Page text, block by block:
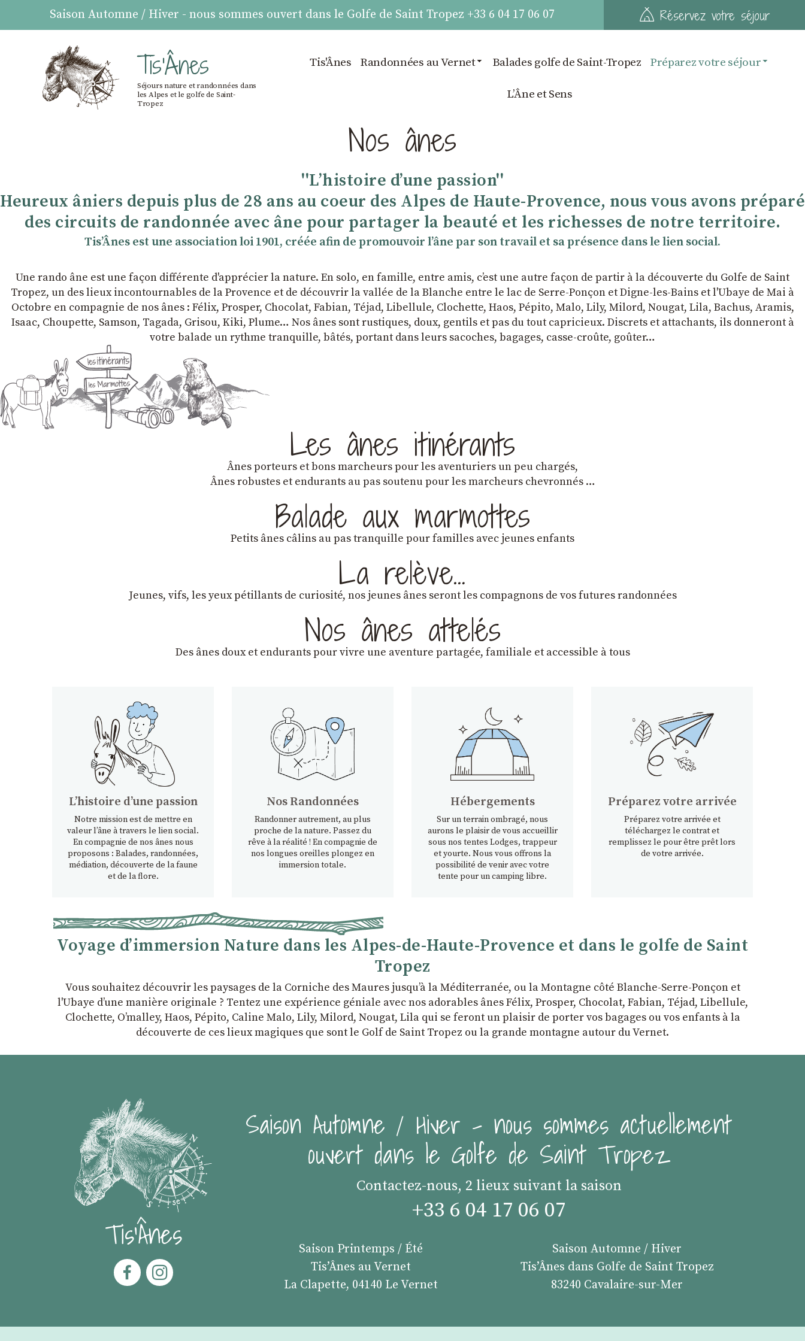
Saison Automne / Hiver - nous sommes ouvert dans le Golfe de Saint Tropez +33 6 04 17 06 07 Réservez votre séjour
Tis'Ânes
Séjours nature et randonnées dans
les Alpes et le golfe de Saint-
Tropez
Tis'Ânes Randonnées au Vernet Balades golfe de Saint-Tropez Préparez votre séjour
LʼÂne et Sens
Nos ânes
''Lʼhistoire dʼune passion''
Heureux âniers depuis plus de 28 ans au coeur des Alpes de Haute-Provence, nous vous avons préparé
des circuits de randonnée avec âne pour partager la beauté et les richesses de notre territoire.
TisʼÂnes est une association loi 1901, créée afin de promouvoir lʼâne par son travail et sa présence dans le lien social.
Une rando âne est une façon différente d'apprécier la nature. En solo, en famille, entre amis, cʼest une autre façon de partir à la découverte du Golfe de Saint
Tropez, un des lieux incontournables de la Provence et de découvrir la vallée de la Blanche entre le lac de Serre-Ponçon et Digne-les-Bains et l'Ubaye de Mai à
Octobre en compagnie de nos ânes : Félix, Prosper, Chocolat, Fabian, Téjad, Libellule, Clochette, Haos, Pépito, Malo, Lily, Milord, Nougat, Lila, Bachus, Aramis,
Isaac, Choupette, Samson, Tagada, Grisou, Kiki, Plume… Nos ânes sont rustiques, doux, gentils et pas du tout capricieux. Discrets et attachants, ils donneront à
votre balade un rythme tranquille, bâtés, portant dans leurs sacoches, bagages, casse-croûte, goûter…
Les ânes itinérants
Ânes porteurs et bons marcheurs pour les aventuriers un peu chargés,
Ânes robustes et endurants au pas soutenu pour les marcheurs chevronnés …
Balade aux marmottes
Petits ânes câlins au pas tranquille pour familles avec jeunes enfants
La relève…
Jeunes, vifs, les yeux pétillants de curiosité, nos jeunes ânes seront les compagnons de vos futures randonnées
Nos ânes attelés
Des ânes doux et endurantspour vivre une aventure partagée, familiale et accessible à tous
Lʼhistoire dʼune passion
Notre mission est de mettre en
valeur l’âne à travers le lien social.
En compagnie de nos ânes nous
proposons : Balades, randonnées,
médiation, découverte de la faune
et de la flore.
Nos Randonnées
Randonner autrement, au plus
proche de la nature. Passez du
rêve à la réalité ! En compagnie de
nos longues oreilles plongez en
immersion totale.
Hébergements
Sur un terrain ombragé, nous
aurons le plaisir de vous accueillir
sous nos tentes Lodges, trappeur
et yourte. Nous vous offrons la
possibilité de venir avec votre
tente pour un camping libre.
Préparez votre arrivée
Préparez votre arrivée et
téléchargez le contrat et
remplissez le pour être prêt lors
de votre arrivée.
Voyage d’immersion Nature dans les Alpes-de-Haute-Provence et dans le golfe de Saint
Tropez
Vous souhaitez découvrir les paysages de la Corniche des Maures jusqu’à la Méditerranée, ou la Montagne côté Blanche-Serre-Ponçon et
l'Ubaye dʼune manière originale ? Tentez une expérience géniale avec nos adorables ânes Félix, Prosper, Chocolat, Fabian, Téjad, Libellule,
Clochette, Oʼmalley, Haos, Pépito, Caline Malo, Lily, Milord, Nougat, Lila qui se feront un plaisir de porter vos bagages ou vos enfants à la
découverte de ces lieux magiques que sont le Golf de Saint Tropez ou la grande montagne autour du Vernet.
Tis'Ânes
Saison Automne / Hiver - nous sommes actuellement
ouvert dans le Golfe de Saint Tropez
Contactez-nous, 2 lieux suivant la saison
+33 6 04 17 06 07
Saison Printemps / Été
Tis’Ânes au Vernet
La Clapette, 04140 Le Vernet
Saison Automne / Hiver
Tis’Ânes dans Golfe de Saint Tropez
83240 Cavalaire-sur-Mer